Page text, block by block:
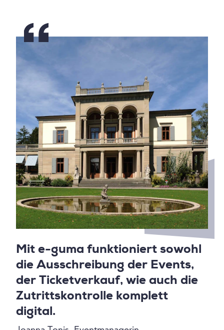
Mit e-guma funktioniert sowohl
die Ausschreibung der Events,
der Ticketverkauf, wie auch die
Zutrittskontrolle komplett
digital.